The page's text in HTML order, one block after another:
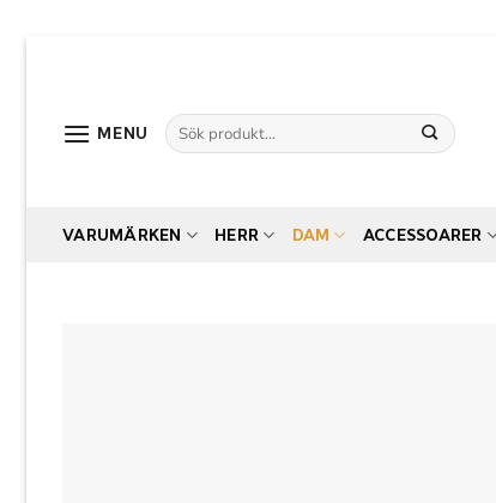
MENU
Sök
efter:
VARUMÄRKEN HERR DAM ACCESSOARER